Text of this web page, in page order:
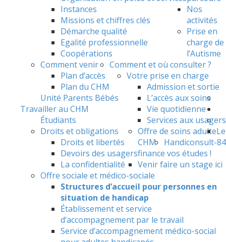
Instances
Missions et chiffres clés
Démarche qualité
Egalité professionnelle
Coopérations
Comment venir
Plan d’accès
Plan du CHM
Comment et où consulter ?
Votre prise en charge
Admission et sortie
L’accès aux soins
Vie quotidienne
Services aux usagers
Droits et obligations
Droits et libertés
Devoirs des usagers
La confidentialité
Nos
activités
Offre de soins adulte
Handiconsult-84
Offre sociale et médico-sociale
Structures d’accueil pour personnes en
situation de handicap
Établissement et service
d’accompagnement par le travail
Service d’accompagnement médico-social
Prise en
charge de
l’Autisme
Unité Parents Bébés
Travailler au CHM
Étudiants
Le
CHM
finance vos études !
Venir faire un stage ici